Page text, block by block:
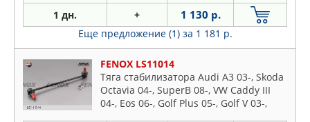
1 дн. + 1 130 р.
Еще предложение (1) за 1 181 р.
FENOX LS11014
Тяга стабилизатора Audi A3 03-, Skoda
Octavia 04-, SuperB 08-, VW Caddy III
04-, Eos 06-, Golf Plus 05-, Golf V 03-,